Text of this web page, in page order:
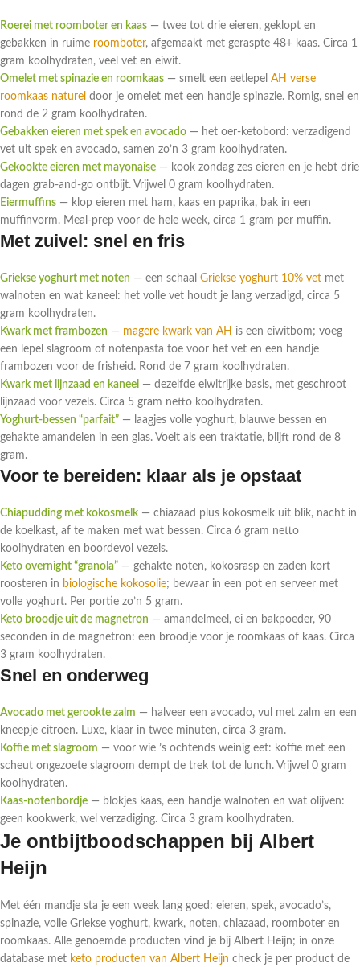
Roerei met roomboter en kaas — twee tot drie eieren, geklopt en
gebakken in ruime roomboter, afgemaakt met geraspte 48+ kaas. Circa 1
gram koolhydraten, veel vet en eiwit.
Omelet met spinazie en roomkaas — smelt een eetlepel AH verse
roomkaas naturel door je omelet met een handje spinazie. Romig, snel en
rond de 2 gram koolhydraten.
Gebakken eieren met spek en avocado — het oer-ketobord: verzadigend
vet uit spek en avocado, samen zo’n 3 gram koolhydraten.
Gekookte eieren met mayonaise — kook zondag zes eieren en je hebt drie
dagen grab-and-go ontbijt. Vrijwel 0 gram koolhydraten.
Eiermuffins — klop eieren met ham, kaas en paprika, bak in een
muffinvorm. Meal-prep voor de hele week, circa 1 gram per muffin.
Met zuivel: snel en fris
Griekse yoghurt met noten — een schaal Griekse yoghurt 10% vet met
walnoten en wat kaneel: het volle vet houdt je lang verzadigd, circa 5
gram koolhydraten.
Kwark met frambozen — magere kwark van AH is een eiwitbom; voeg
een lepel slagroom of notenpasta toe voor het vet en een handje
frambozen voor de frisheid. Rond de 7 gram koolhydraten.
Kwark met lijnzaad en kaneel — dezelfde eiwitrijke basis, met geschroot
lijnzaad voor vezels. Circa 5 gram netto koolhydraten.
Yoghurt-bessen “parfait” — laagjes volle yoghurt, blauwe bessen en
gehakte amandelen in een glas. Voelt als een traktatie, blijft rond de 8
gram.
Voor te bereiden: klaar als je opstaat
Chiapudding met kokosmelk — chiazaad plus kokosmelk uit blik, nacht in
de koelkast, af te maken met wat bessen. Circa 6 gram netto
koolhydraten en boordevol vezels.
Keto overnight “granola” — gehakte noten, kokosrasp en zaden kort
roosteren in biologische kokosolie; bewaar in een pot en serveer met
volle yoghurt. Per portie zo’n 5 gram.
Keto broodje uit de magnetron — amandelmeel, ei en bakpoeder, 90
seconden in de magnetron: een broodje voor je roomkaas of kaas. Circa
3 gram koolhydraten.
Snel en onderweg
Avocado met gerookte zalm — halveer een avocado, vul met zalm en een
kneepje citroen. Luxe, klaar in twee minuten, circa 3 gram.
Koffie met slagroom — voor wie ’s ochtends weinig eet: koffie met een
scheut ongezoete slagroom dempt de trek tot de lunch. Vrijwel 0 gram
koolhydraten.
Kaas-notenbordje — blokjes kaas, een handje walnoten en wat olijven:
geen kookwerk, wel verzadiging. Circa 3 gram koolhydraten.
Je ontbijtboodschappen bij Albert
Heijn
Met één mandje sta je een week lang goed: eieren, spek, avocado’s,
spinazie, volle Griekse yoghurt, kwark, noten, chiazaad, roomboter en
roomkaas. Alle genoemde producten vind je bij Albert Heijn; in onze
database met keto producten van Albert Heijn check je per product de